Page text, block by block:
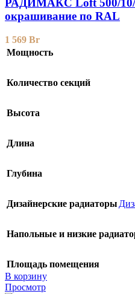
РАДИМАКС Loft 500/10/
окрашивание по RAL
1 569 Br
Мощность
Количество секций
Высота
Длина
Глубина
Дизайнерские радиаторы
Напольные и низкие
Площадь помещения
В корзину
Просмотр